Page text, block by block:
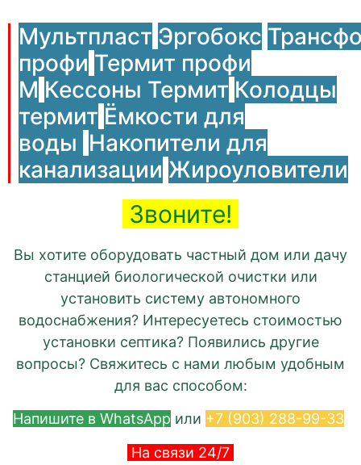
Мультпласт Эргобокс
профи Термит профи
М Кессоны Термит Колодцы
термит Ёмкости для
воды Накопители для
канализации Жироуловители
Звоните!
Вы хотите оборудовать частный дом или дачу
станцией биологической очистки или
установить систему автономного
водоснабжения? Интересуетесь стоимостью
установки септика? Появились другие
вопросы? Свяжитесь с нами любым удобным
для вас способом:
Напишите в WhatsApp или +7 (903) 288-99-33
На связи 24/7